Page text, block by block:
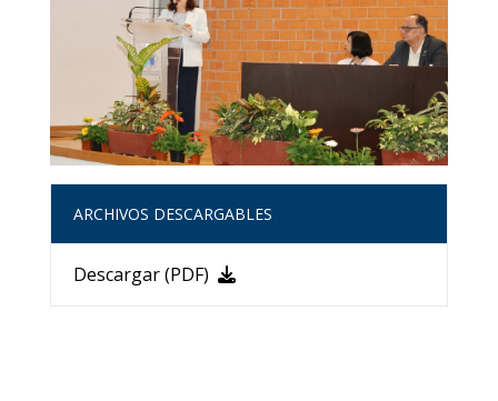
ARCHIVOS DESCARGABLES
Descargar (PDF)